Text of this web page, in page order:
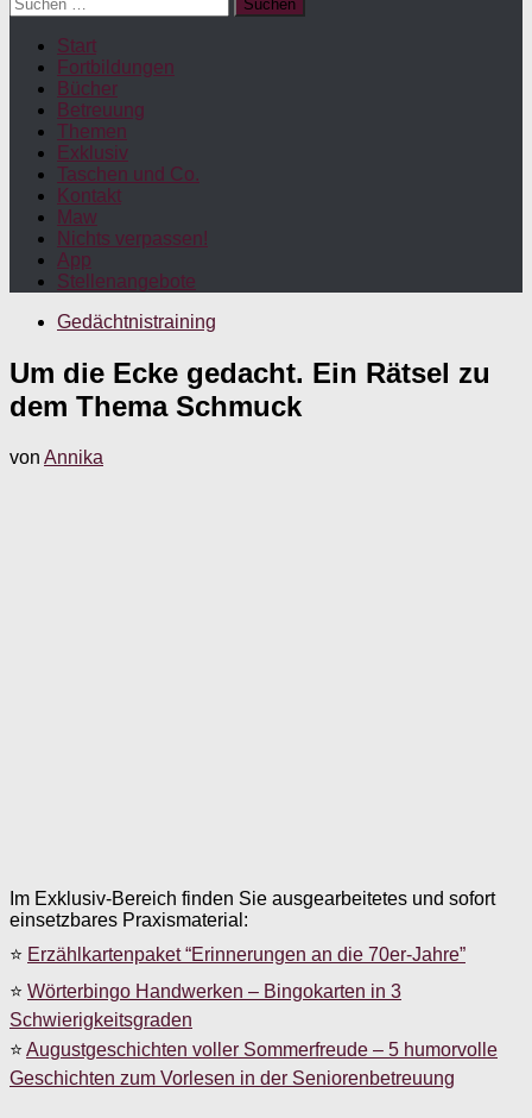
nach:
Start
Fortbildungen
Bücher
Betreuung
Themen
Exklusiv
Taschen und Co.
Kontakt
Maw
Nichts verpassen!
App
Stellenangebote
Gedächtnistraining
Um die Ecke gedacht. Ein Rätsel zu
dem Thema Schmuck
von Annika
Im Exklusiv-Bereich finden Sie ausgearbeitetes und sofort
einsetzbares Praxismaterial:
⭐ Erzählkartenpaket “Erinnerungen an die 70er-Jahre”
⭐ Wörterbingo Handwerken – Bingokarten in 3
Schwierigkeitsgraden
⭐ Augustgeschichten voller Sommerfreude – 5 humorvolle
Geschichten zum Vorlesen in der Seniorenbetreuung